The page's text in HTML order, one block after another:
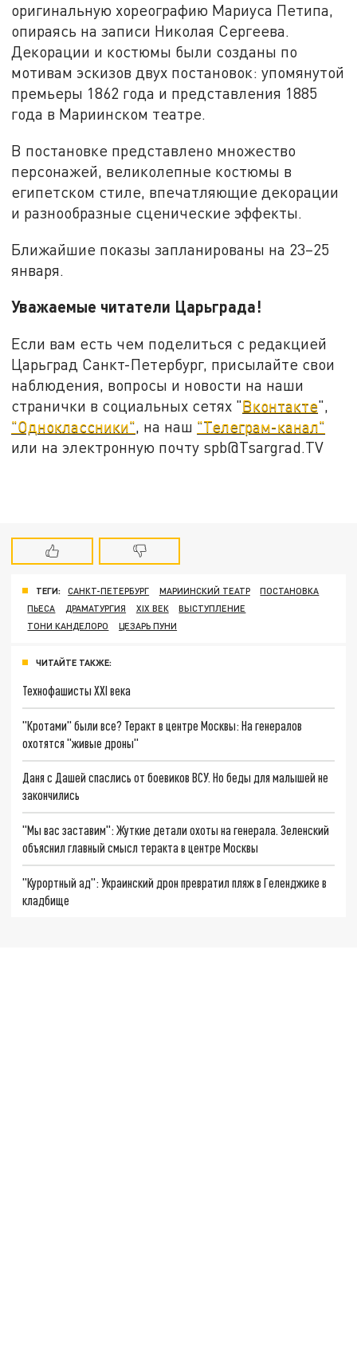
оригинальную хореографию Мариуса Петипа,
опираясь на записи Николая Сергеева.
Декорации и костюмы были созданы по
мотивам эскизов двух постановок: упомянутой
премьеры 1862 года и представления 1885
года в Мариинском театре.
В постановке представлено множество
персонажей, великолепные костюмы в
египетском стиле, впечатляющие декорации
и разнообразные сценические эффекты.
Ближайшие показы запланированы на 23–25
января.
Уважаемые читатели Царьграда!
Если вам есть чем поделиться с редакцией
Царьград Санкт-Петербург, присылайте свои
наблюдения, вопросы и новости на наши
странички в социальных сетях "Вконтакте",
"Одноклассники", на наш "Телеграм-канал"
или на электронную почту spb@Tsargrad.TV
ТЕГИ: САНКТ-ПЕТЕРБУРГ МАРИИНСКИЙ ТЕАТР
ПОСТАНОВКА
ПЬЕСА
ДРАМАТУРГИЯ XIX ВЕК
ВЫСТУПЛЕНИЕ
ТОНИ КАНДЕЛОРО
ЦЕЗАРЬ ПУНИ
ЧИТАЙТЕ ТАКЖЕ:
Технофашисты XXI века
"Кротами" были все? Теракт в центре Москвы: На генералов
охотятся "живые дроны"
Даня с Дашей спаслись от боевиков ВСУ. Но беды для малышей не
закончились
"Мы вас заставим": Жуткие детали охоты на генерала. Зеленский
объяснил главный смысл теракта в центре Москвы
"Курортный ад": Украинский дрон превратил пляж в Геленджике в
кладбище